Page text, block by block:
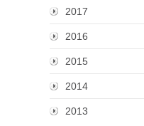
2017
2016
2015
2014
2013